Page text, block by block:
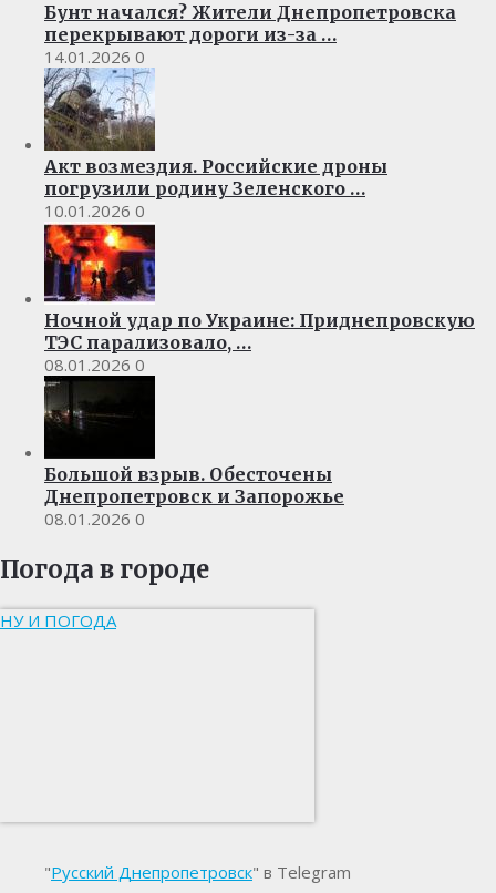
Бунт начался? Жители Днепропетровска
перекрывают дороги из-за …
14.01.2026 0
Акт возмездия. Российские дроны
погрузили родину Зеленского …
10.01.2026 0
Ночной удар по Украине: Приднепровскую
ТЭС парализовало, …
08.01.2026 0
Большой взрыв. Обесточены
Днепропетровск и Запорожье
08.01.2026 0
Погода в городе
НУ И ПОГОДА
"Русский Днепропетровск" в Telegram